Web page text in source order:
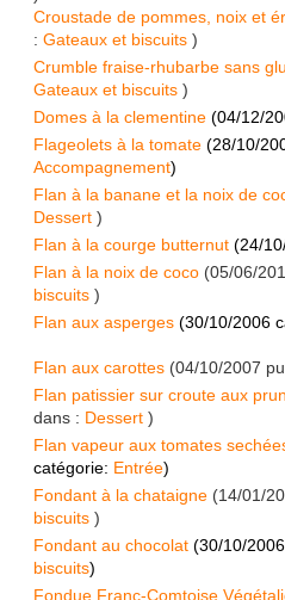
Croustade de pommes, noix et
: Gateaux et biscuits )
Crumble fraise-rhubarbe sans
Gateaux et biscuits )
Domes à la clementine (04/12/
Flageolets à la tomate (28/10/
Accompagnement)
Flan à la banane et la noix de
Dessert )
Flan à la courge butternut (24/
Flan à la noix de coco (05/06/
biscuits )
Flan aux asperges (30/10/2006
Flan aux carottes (04/10/2007
Flan patissier sur croute aux
dans : Dessert )
Flan vapeur aux tomates
catégorie: Entrée)
Fondant à la chataigne (14/01/
biscuits )
Fondant au chocolat (30/10/2006
biscuits)
Fondue Franc-Comtoise